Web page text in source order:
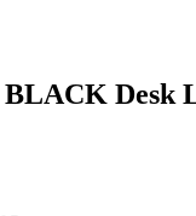
BLACK Desk